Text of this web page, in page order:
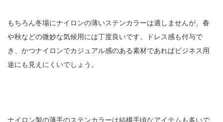
もちろん冬場にナイロンの薄いステンカラーは適しませんが、春
や秋などの微妙な気候用には丁度良いです。ドレス感も付与で
き、かつナイロンでカジュアル感のある素材であればビジネス用
途にも見えにくいでしょう。
ナイロン製の薄手のステンカラーは結構手頃なアイテムも多いで